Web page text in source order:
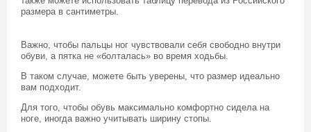
размера в сантиметры.
Важно, чтобы пальцы ног чувствовали себя свободно внутри
обуви, а пятка не «болталась» во время ходьбы.
В таком случае, можете быть уверены, что размер идеально
вам подходит.
Для того, чтобы обувь максимально комфортно сидела на
ноге, иногда важно учитывать ширину стопы.